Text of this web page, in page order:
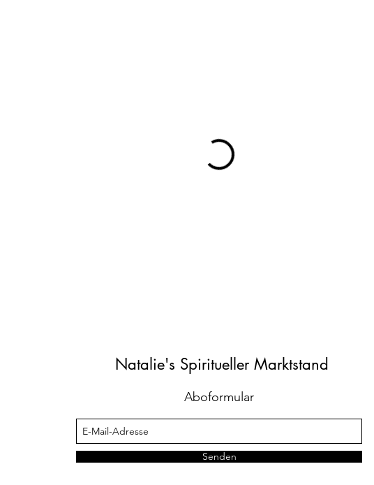
Natalie's Spiritueller Marktstand
Aboformular
Senden